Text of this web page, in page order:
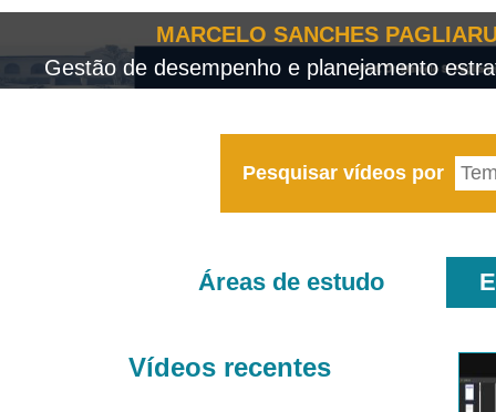
MARCELO SANCHES
Gestão de desempenho e planejamento
Pesquisar vídeos por
Áreas de estudo
Vídeos recentes